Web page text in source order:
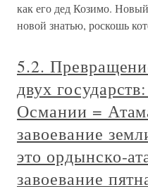
как его дед Козимо.
новой знатью, роскошь
5.2.
двух
Османии =
завоевание
это ордынско-
завоевание